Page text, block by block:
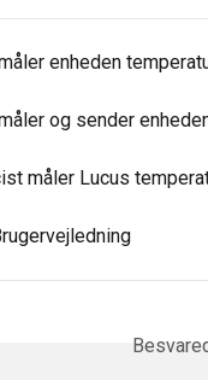
enheden
og sender
måler Lucus